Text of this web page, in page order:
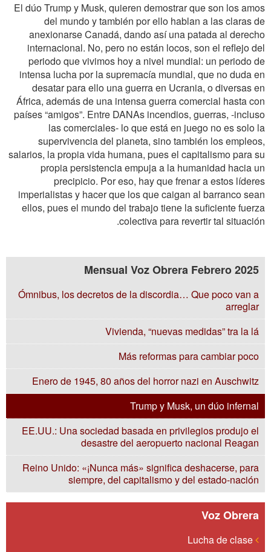
El dúo Trump y Musk, quieren demostrar que son los amos
del mundo y también por ello hablan a las claras de
anexionarse Canadá, dando así una patada al derecho
internacional. No, pero no están locos, son el reflejo del
periodo que vivimos hoy a nivel mundial: un periodo de
intensa lucha por la supremacía mundial, que no duda en
desatar para ello una guerra en Ucrania, o diversas en
África, además de una intensa guerra comercial hasta con
países “amigos”. Entre DANAs incendios, guerras, -incluso
las comerciales- lo que está en juego no es solo la
supervivencia del planeta, sino también los empleos,
salarios, la propia vida humana, pues el capitalismo para su
propia persistencia empuja a la humanidad hacia un
precipicio. Por eso, hay que frenar a estos líderes
imperialistas y hacer que los que caigan al barranco sean
ellos, pues el mundo del trabajo tiene la suficiente fuerza
colectiva para revertir tal situación.
Mensual Voz Obrera Febrero 2025
Ómnibus, los decretos de la discordia… Que poco van a
arreglar
Vivienda, “nuevas medidas” tra la lá
Más reformas para cambiar poco
Enero de 1945, 80 años del horror nazi en Auschwitz
Trump y Musk, un dúo infernal
EE.UU.: Una sociedad basada en privilegios produjo el
desastre del aeropuerto nacional Reagan
Reino Unido: «¡Nunca más» significa deshacerse, para
siempre, del capitalismo y del estado-nación
Voz Obrera